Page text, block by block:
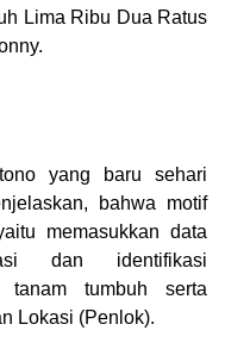
Lima Ribu Dua Ratus
yang baru sehari
bahwa motif
memasukkan data
dan identifikasi
tanam tumbuh serta
Lokasi (Penlok).